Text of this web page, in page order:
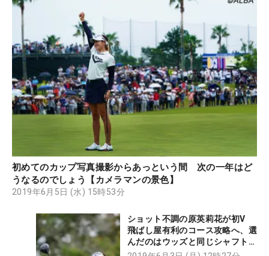
初めてのカップ写真撮影からあっという間 次の一年はど
うなるのでしょう【カメラマンの景色】
2019年6月5日 (水) 15時53分
ショット不調の原英莉花が初V
飛ばし屋有利のコース攻略へ、選
んだのはウッズと同じシャフト
【勝者のギア】